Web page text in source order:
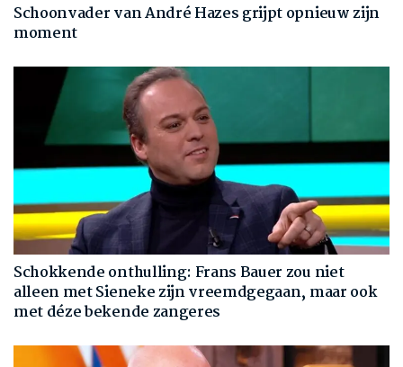
Schoonvader van André Hazes grijpt opnieuw zijn
moment
Schokkende onthulling: Frans Bauer zou niet
alleen met Sieneke zijn vreemdgegaan, maar ook
met déze bekende zangeres